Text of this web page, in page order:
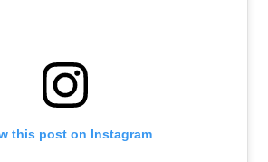
this post on Instagram